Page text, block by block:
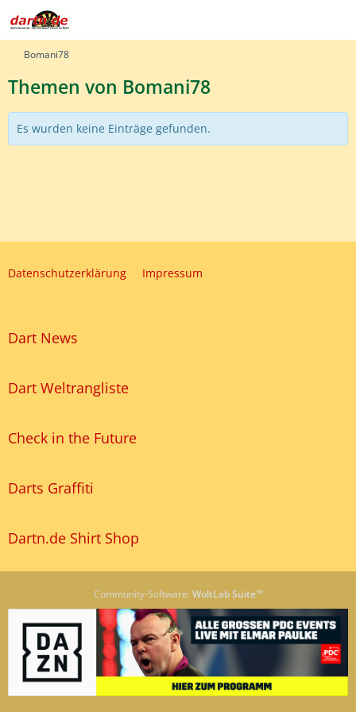
Bomani78
Themen von Bomani78
Es wurden keine Einträge gefunden.
Datenschutzerklärung Impressum
Dart News
Dart Weltrangliste
Check in the Future
Darts Graffiti
Dartn.de Shirt Shop
Community-Software: WoltLab Suite™